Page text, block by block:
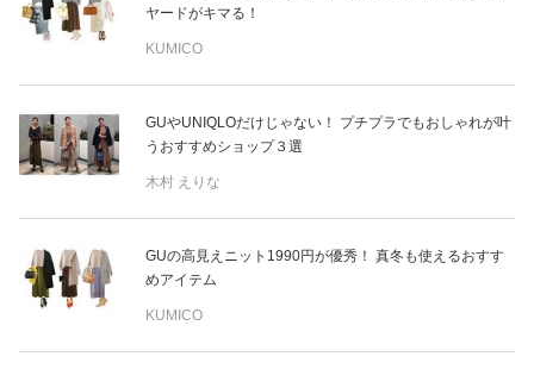
ヤードがキマる！
KUMICO
GUやUNIQLOだけじゃない！ プチプラでもおしゃれが叶
うおすすめショップ３選
木村 えりな
GUの高見えニット1990円が優秀！ 真冬も使えるおすす
めアイテム
KUMICO